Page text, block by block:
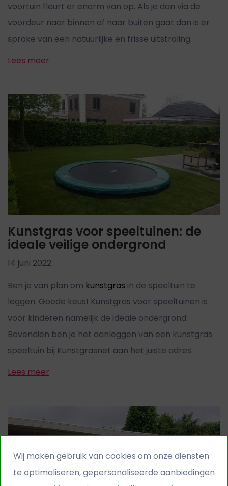
Wij maken gebruik van cookies om onze diensten
te optimaliseren, gepersonaliseerde aanbiedingen
voortuin fleurt er enorm van op. Als je dan via de
voordeur naar binnen of naar buiten gaat dan is er
sprake van een natuurlijke en frisse uitstraling.
Lees meer
Kunstgras voor speeltuinen: de
ideale veilige ondergrond
14 juni 2022
Ben je van plan om kunstgras in de speeltuin te
leggen. Goede keus! Kunstgras voor speeltuinen is
voor kinderen namelijk de ideale ondergrond.
Bovendien ben je het aanleggen van een kunstgras
speeltuin bij Kunstgrasnet aan het juiste adres.
Lees meer